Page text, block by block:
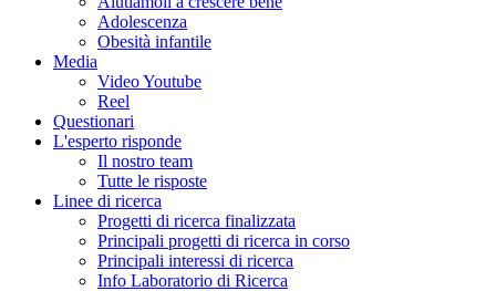
Adolescenza
Obesità infantile
Media
Video Youtube
Reel
Questionari
L'esperto risponde
Il nostro team
Tutte le risposte
Linee di ricerca
Progetti di ricerca finalizzata
Principali progetti di ricerca in corso
Principali interessi di ricerca
Info Laboratorio di Ricerca